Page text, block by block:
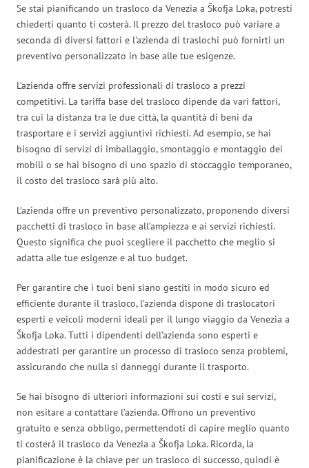
Se stai pianificando un trasloco da Venezia a Škofja Loka, potresti
chiederti quanto ti costerà. Il prezzo del trasloco può variare a
seconda di diversi fattori e l’azienda di traslochi può fornirti un
preventivo personalizzato in base alle tue esigenze.
L’azienda offre servizi professionali di trasloco a prezzi
competitivi. La tariffa base del trasloco dipende da vari fattori,
tra cui la distanza tra le due città, la quantità di beni da
trasportare e i servizi aggiuntivi richiesti. Ad esempio, se hai
bisogno di servizi di imballaggio, smontaggio e montaggio dei
mobili o se hai bisogno di uno spazio di stoccaggio temporaneo,
il costo del trasloco sarà più alto.
L’azienda offre un preventivo personalizzato, proponendo diversi
pacchetti di trasloco in base all’ampiezza e ai servizi richiesti.
Questo significa che puoi scegliere il pacchetto che meglio si
adatta alle tue esigenze e al tuo budget.
Per garantire che i tuoi beni siano gestiti in modo sicuro ed
efficiente durante il trasloco, l’azienda dispone di traslocatori
esperti e veicoli moderni ideali per il lungo viaggio da Venezia a
Škofja Loka. Tutti i dipendenti dell’azienda sono esperti e
addestrati per garantire un processo di trasloco senza problemi,
assicurando che nulla si danneggi durante il trasporto.
Se hai bisogno di ulteriori informazioni sui costi e sui servizi,
non esitare a contattare l’azienda. Offrono un preventivo
gratuito e senza obbligo, permettendoti di capire meglio quanto
ti costerà il trasloco da Venezia a Škofja Loka. Ricorda, la
pianificazione è la chiave per un trasloco di successo, quindi è